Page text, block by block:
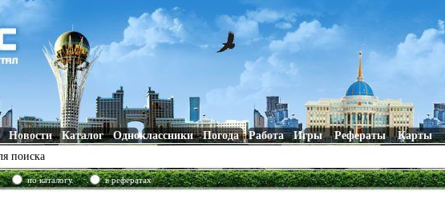
Новости Каталог Одноклассники Погода Работа Игры Рефераты Карты
по каталогу в рефератах